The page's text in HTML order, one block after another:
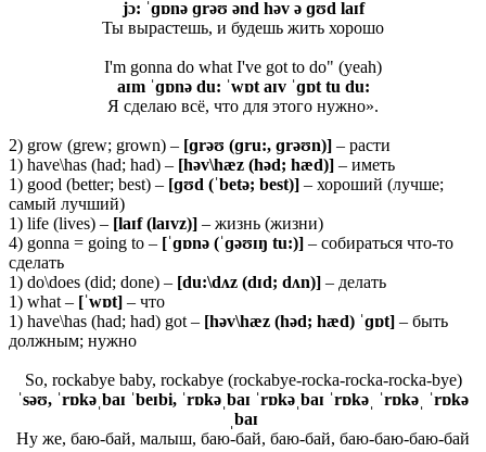
jɔ: ˈɡɒnə ɡrəʊ ənd həv ə ɡʊd laɪf
Ты вырастешь, и будешь жить хорошо
I'm gonna do what I've got to do" (yeah)
aɪm ˈɡɒnə du: ˈwɒt aɪv ˈɡɒt tu du:
Я сделаю всё, что для этого нужно».
2) grow (grew; grown) – [ɡrəʊ (ɡru:, ɡrəʊn)] – расти
1) have\has (had; had) – [həv\hæz (həd; hæd)] – иметь
1) good (better; best) – [ɡʊd (ˈbetə; best)] – хороший (лучше;
самый лучший)
1) life (lives) – [laɪf (laɪvz)] – жизнь (жизни)
4) gonna = going to – [ˈɡɒnə (ˈɡəʊɪŋ tu:)] – собираться что-то
сделать
1) do\does (did; done) – [du:\dʌz (dɪd; dʌn)] – делать
1) what – [ˈwɒt] – что
1) have\has (had; had) got – [həv\hæz (həd; hæd) ˈɡɒt] – быть
должным; нужно
So, rockabye baby, rockabye (rockabye-rocka-rocka-rocka-bye)
ˈsəʊ, ˈrɒkəˌbaɪ ˈbeɪbi, ˈrɒkəˌbaɪ ˈrɒkəˌbaɪ ˈrɒkəˌ ˈrɒkəˌ ˈrɒkə
ˌbaɪ
Ну же, баю-бай, малыш, баю-бай, баю-бай, баю-баю-баю-бай